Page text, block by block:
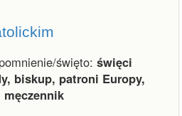
święto: święci
biskup, patroni Europy,